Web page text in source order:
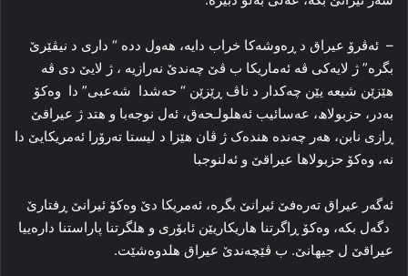
– ئه‌ڤرۆ عیراق د ڕه‌وشه‌کا خراب دایه‌، هه‌ول ددە “ داری د نیڤێرێ
بگرە” ژ لایه‌کی ڤه‌ ئه‌ماریکا ب ڤێ چه‌ندێ نه‌رازیه‌ ، ژ لایێ دی ڤه‌
هێزێن شیعە یێن چه‌کدار د ناڤ ڕێزێن “ حه‌شدا شەعبی” دا وه‌کۆ
به‌در، حزبولاھ، عه‌سائیب ئه‌هلولـحه‌ق، ئه‌ل نوجه‌با و هتد ژ عیراقێ
ڕازی نابن، هه‌ر چه‌نده‌ هنده‌ک ژ ڤان هێزا د لیستا تەرۆرا ئه‌مریکایێ دا
نه‌، وه‌کۆ حزبولاھا عیراقێ و ئه‌لنوجبا
ئه‌گه‌ر عیراق تەرەفێ ئیرانێ بگرە، ئه‌مریکا دێ وه‌کۆ ئیرانێ ڕفتارێ
دگه‌ل بکە، وه‌کۆ ڕاگرتنا هاریکاریێن ئابۆری و هلگرتنا پاراستنا داره‌ییا
عیراقێ ل جیهانێ. ب ڤێچه‌ندێ عیراق هلدوه‌شێت.